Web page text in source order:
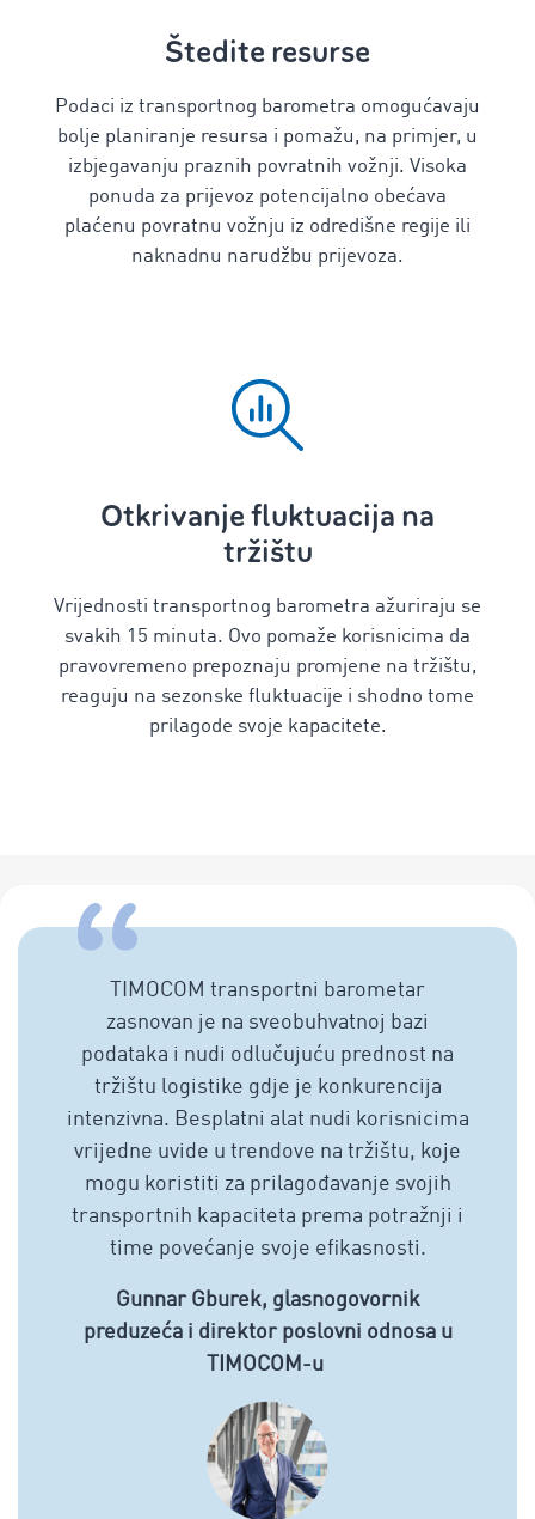
Štedite resurse
Podaci iz transportnog barometra omogućavaju
bolje planiranje resursa i pomažu, na primjer, u
izbjegavanju praznih povratnih vožnji. Visoka
ponuda za prijevoz potencijalno obećava
plaćenu povratnu vožnju iz odredišne ​​regije ili
naknadnu narudžbu prijevoza.
Otkrivanje fluktuacija na
tržištu
Vrijednosti transportnog barometra ažuriraju se
svakih 15 minuta. Ovo pomaže korisnicima da
pravovremeno prepoznaju promjene na tržištu,
reaguju na sezonske fluktuacije i shodno tome
prilagode svoje kapacitete.
TIMOCOM transportni barometar
zasnovan je na sveobuhvatnoj bazi
podataka i nudi odlučujuću prednost na
tržištu logistike gdje je konkurencija
intenzivna. Besplatni alat nudi korisnicima
vrijedne uvide u trendove na tržištu, koje
mogu koristiti za prilagođavanje svojih
transportnih kapaciteta prema potražnji i
time povećanje svoje efikasnosti.
Gunnar Gburek, glasnogovornik
preduzeća i direktor poslovni odnosa u
TIMOCOM-u